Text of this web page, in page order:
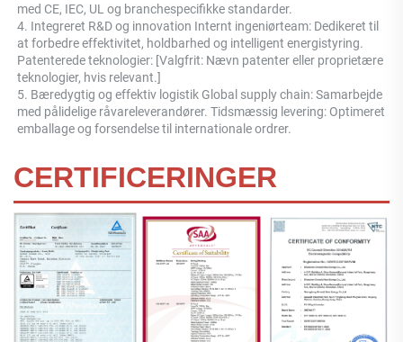
med CE, IEC, UL og branchespecifikke standarder.
4. Integreret R&D og innovation Internt ingeniørteam: Dedikeret til
at forbedre effektivitet, holdbarhed og intelligent energistyring.
Patenterede teknologier: [Valgfrit: Nævn patenter eller proprietære
teknologier, hvis relevant.]
5. Bæredygtig og effektiv logistik Global supply chain: Samarbejde
med pålidelige råvareleverandører. Tidsmæssig levering: Optimeret
emballage og forsendelse til internationale ordrer.
CERTIFICERINGER